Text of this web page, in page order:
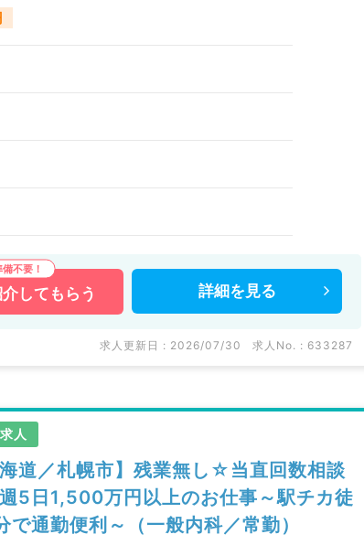
してもらう 詳細を 見る
求人更新日 : 2026/07/30 求人No. : 633287
人
海道／札幌市】残業無し☆当直回数相談
5日1,500万円以上のお仕事～駅チカ徒
で通勤便利～（一般内科／常勤）